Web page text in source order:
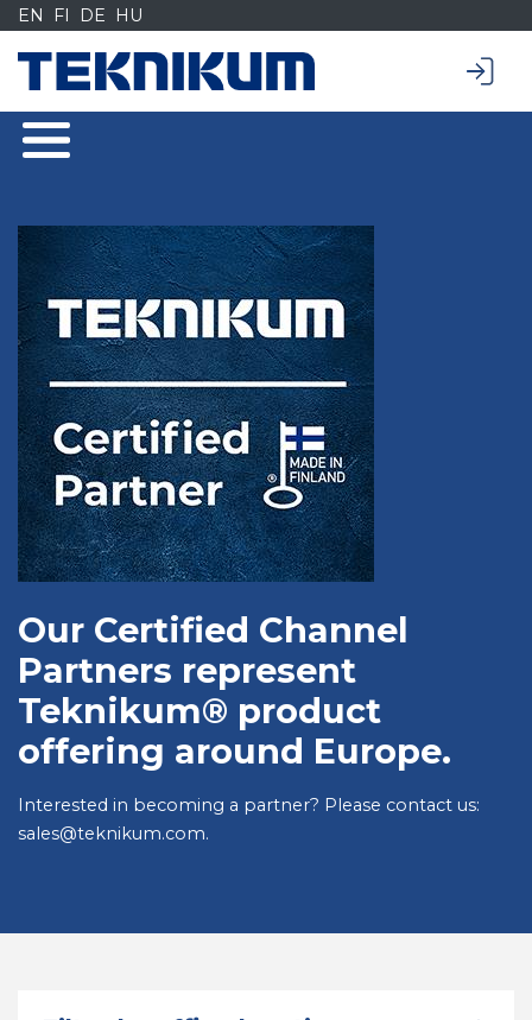
Siirry
sisältöön
EN FI DE HU
Our Certified Channel
Partners represent
Teknikum® product
offering around Europe.
Interested in becoming a partner? Please contact us:
sales@teknikum.com.